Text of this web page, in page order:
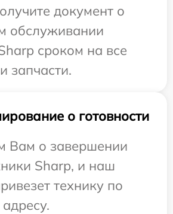
документ о
обслуживании
сроком на все
запчасти.
о готовности
Вам о завершении
Sharp, и наш
технику по